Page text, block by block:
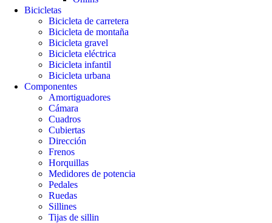
Bicicletas
Bicicleta de carretera
Bicicleta de montaña
Bicicleta gravel
Bicicleta eléctrica
Bicicleta infantil
Bicicleta urbana
Componentes
Amortiguadores
Cámara
Cuadros
Cubiertas
Dirección
Frenos
Horquillas
Medidores de potencia
Pedales
Ruedas
Sillines
Tijas de sillin